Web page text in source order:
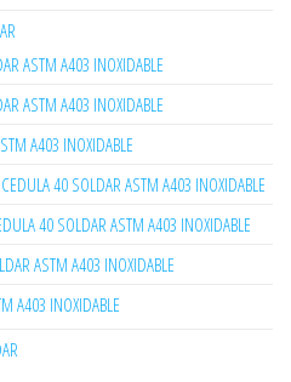
ASTM A403 INOXIDABLE
ASTM A403 INOXIDABLE
A403 INOXIDABLE
40 SOLDAR ASTM A403 INOXIDABLE
40 SOLDAR ASTM A403 INOXIDABLE
ASTM A403 INOXIDABLE
A403 INOXIDABLE